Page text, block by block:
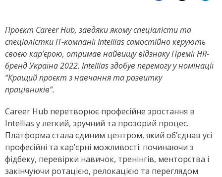
Проєкт Career Hub, завдяки якому спеціалісти та
спеціалістки ІТ-компанії Intellias самостійно керують
своєю кар’єрою, отримав найвищу відзнаку Премії HR-
бренд Україна 2022. Intellias здобув перемогу у номінації
“Кращий проєкт з навчання та розвитку
працівників”.
Career Hub перетворює професійне зростання в
Intellias у легкий, зручний та прозорий процес.
Платформа стала єдиним центром, який об’єднав усі
професійні та кар’єрні можливості: починаючи з
фідбеку, перевірки навичок, тренінгів, менторства і
закінчуючи ротацією, релокацією та переглядом